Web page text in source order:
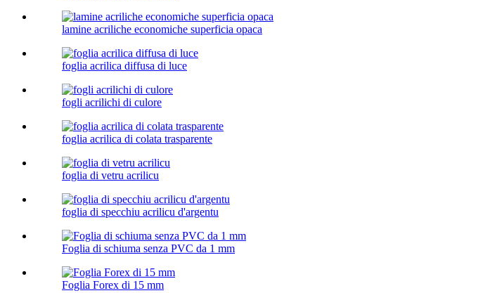
lamine acriliche economiche superficia opaca
foglia acrilica diffusa di luce
fogli acrilichi di culore
foglia acrilica di colata trasparente
foglia di vetru acrilicu
foglia di specchiu acrilicu d'argentu
Foglia di schiuma senza PVC da 1 mm
Foglia Forex di 15 mm